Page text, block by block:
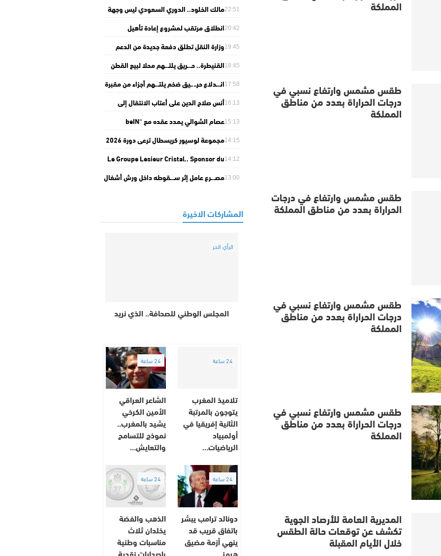
المملكة
طقس مشمس وارتفاع نسبي في
درجات الحراراة بعدد من مناطق
المملكة
طقس مشمس وارتفاع في درجات
الحراراة بعدد من مناطق المملكة
طقس مشمس وارتفاع نسبي في
درجات الحراراة بعدد من مناطق
المملكة
طقس مشمس وارتفاع نسبي في
درجات الحراراة بعدد من مناطق
المملكة
المديرية العامة للأرصاد الجوية
تكشف عن توقعات حالة الطقس
خلال الأيام المقبلة
22:51مالك الخلود.. الدوري السعودي ليس وجهة
20:42انطلاق مرتقب لمشروع إعادة تأهيل
19:45وزارة النقل تطلق دفعة جديدة من الدعم
18:45القنيطرة.. حـ.ـريق يلتـ.ـهم محلا لبيع القطن
بحي أولاد عرفة17:58انـ.ـدلاع حرـ..ـيق ضخم يلتـ.ـهم أجزاء من مقبرة
16:13أنس صلاح الدين على أعتاب الانتقال إلى
15:13
عصام الشوالي يمدد عقده مع “beIN
14:15
مجموعة لوسيور كريسطال ترعى دورة 2026
14:12
Le Groupe Lesieur Cristal.. Sponsor du
dans son édition 202613:00مصـ.ـرع عامل إثر سـ.ـقوطه داخل ورش أشغال
المشاركات الاخيرة
الرأي الحر
المجلس الوطني للصحافة.. الذي نريد
24 ساعة
تلاميذ المغرب
يتوجون بالمرتبة
الثانية إفريقيا في
أولمبياد
الرياضيات…
24 ساعة
الشاعر العراقي
الأمين الكرخي
يشيد بالمغرب..
نموذج للتسامح
والتعايش…
24 ساعة
دونالد ترامب يبشر
باتفاق قريب قد
ينهي أزمة مضيق
24 ساعة
الذهب والفضة
يخلدان ثلاث
مناسبات وطنية